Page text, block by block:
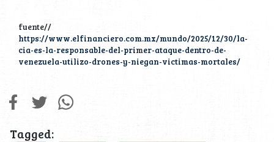
fuente//
https://www.elfinanciero.com.mx/mundo/2025/12/30/la-
cia-es-la-responsable-del-primer-ataque-dentro-de-
venezuela-utilizo-drones-y-niegan-victimas-mortales/
Tagged: